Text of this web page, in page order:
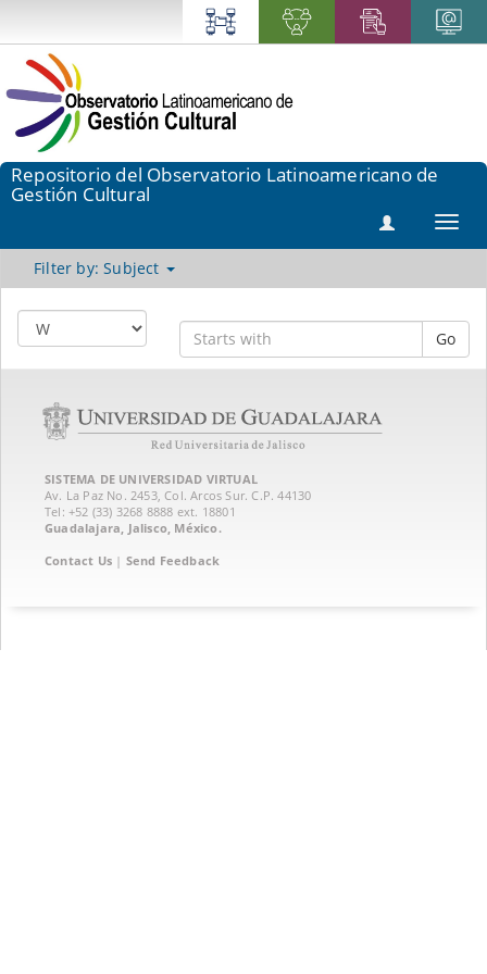
Repositorio del Observatorio Latinoamericano de
Gestión Cultural
Filter by: Subject
Go
SISTEMA DE UNIVERSIDAD VIRTUAL
Av. La Paz No. 2453, Col. Arcos Sur. C.P. 44130
Tel: +52 (33) 3268 8888‏ ext. 18801
Guadalajara, Jalisco, México.
Contact Us | Send Feedback